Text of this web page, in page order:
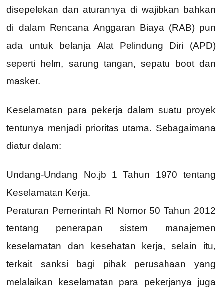
disepelekan dan aturannya di wajibkan bahkan
di dalam Rencana Anggaran Biaya (RAB) pun
ada untuk belanja Alat Pelindung Diri (APD)
seperti helm, sarung tangan, sepatu boot dan
masker.
Keselamatan para pekerja dalam suatu proyek
tentunya menjadi prioritas utama. Sebagaimana
diatur dalam:
Undang-Undang No.jb 1 Tahun 1970 tentang
Keselamatan Kerja.
Peraturan Pemerintah RI Nomor 50 Tahun 2012
tentang penerapan sistem manajemen
keselamatan dan kesehatan kerja, selain itu,
terkait sanksi bagi pihak perusahaan yang
melalaikan keselamatan para pekerjanya juga